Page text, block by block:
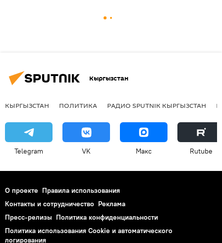
Кыргызстан
КЫРГЫЗСТАН ПОЛИТИКА РАДИО SPUTNIK КЫРГЫЗСТАН
Telegram VK Макс Rutube
О проекте Правила использования
Контакты и сотрудничество Реклама
Пресс-релизы Политика конфиденциальности
Политика использования Cookie и автоматического
логирования